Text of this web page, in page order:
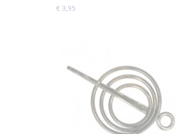
€ 3,95